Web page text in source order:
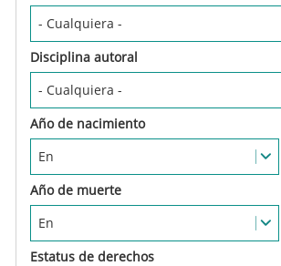
Disciplina autoral
Estatus de derechos